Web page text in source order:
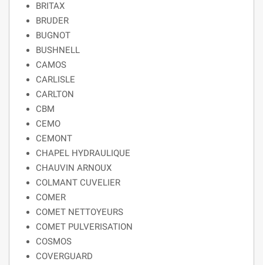
BRITAX
BRUDER
BUGNOT
BUSHNELL
CAMOS
CARLISLE
CARLTON
CBM
CEMO
CEMONT
CHAPEL HYDRAULIQUE
CHAUVIN ARNOUX
COLMANT CUVELIER
COMER
COMET NETTOYEURS
COMET PULVERISATION
COSMOS
COVERGUARD